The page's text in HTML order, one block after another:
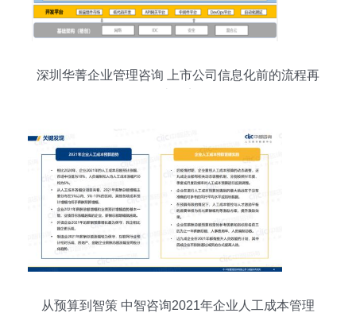
深圳华菁企业管理咨询 上市公司信息化前的流程再
从预算到智策 中智咨询2021年企业人工成本管理